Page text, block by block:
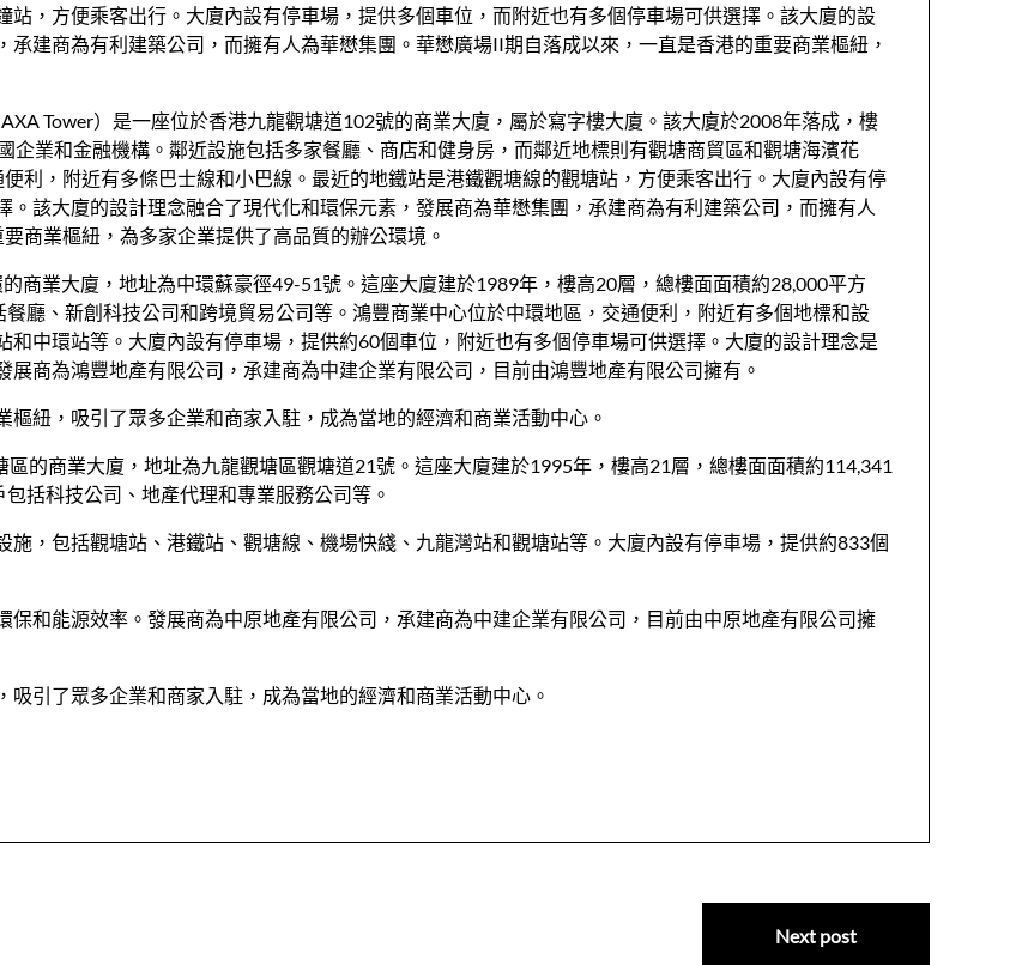
，方便乘客出行。大廈內設有停車場，提供多個車位，而附近也有多個停車場可供選擇。該大廈的設
建商為有利建築公司，而擁有人為華懋集團。華懋廣場II期自落成以來，一直是香港的重要商業樞紐，
AXA Tower）是一座位於香港九龍觀塘道102號的商業大廈，屬於寫字樓大廈。該大廈於2008年落成，樓
企業和金融機構。鄰近設施包括多家餐廳、商店和健身房，而鄰近地標則有觀塘商貿區和觀塘海濱花
利，附近有多條巴士線和小巴線。最近的地鐵站是港鐵觀塘線的觀塘站，方便乘客出行。大廈內設有停
該大廈的設計理念融合了現代化和環保元素，發展商為華懋集團，承建商為有利建築公司，而擁有人
商業樞紐，為多家企業提供了高品質的辦公環境。
的商業大廈，地址為中環蘇豪徑49-51號。這座大廈建於1989年，樓高20層，總樓面面積約28,000平方
廳、新創科技公司和跨境貿易公司等。鴻豐商業中心位於中環地區，交通便利，附近有多個地標和設
中環站等。大廈內設有停車場，提供約60個車位，附近也有多個停車場可供選擇。大廈的設計理念是
商為鴻豐地產有限公司，承建商為中建企業有限公司，目前由鴻豐地產有限公司擁有。
紐，吸引了眾多企業和商家入駐，成為當地的經濟和商業活動中心。
的商業大廈，地址為九龍觀塘區觀塘道21號。這座大廈建於1995年，樓高21層，總樓面面積約114,341
括科技公司、地產代理和專業服務公司等。
，包括觀塘站、港鐵站、觀塘線、機場快綫、九龍灣站和觀塘站等。大廈內設有停車場，提供約833個
和能源效率。發展商為中原地產有限公司，承建商為中建企業有限公司，目前由中原地產有限公司擁
引了眾多企業和商家入駐，成為當地的經濟和商業活動中心。
Next post